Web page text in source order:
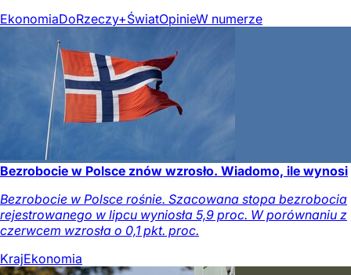
EkonomiaDoRzeczy+ŚwiatOpinieW numerze
Bezrobocie w Polsce znów wzrosło. Wiadomo, ile wynosi
Bezrobocie w Polsce rośnie. Szacowana stopa bezrobocia
rejestrowanego w lipcu wyniosła 5,9 proc. W porównaniu z
czerwcem wzrosła o 0,1 pkt. proc.
KrajEkonomia